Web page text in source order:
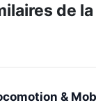
de
&